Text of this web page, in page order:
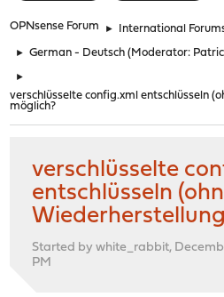
OPNsense Forum ► International
► German - Deutsch (Moderator:
►
verschlüsselte config.xml entschlüsseln
möglich?
verschlüsselte
entschlüsseln
Started by white_rabbit,
PM